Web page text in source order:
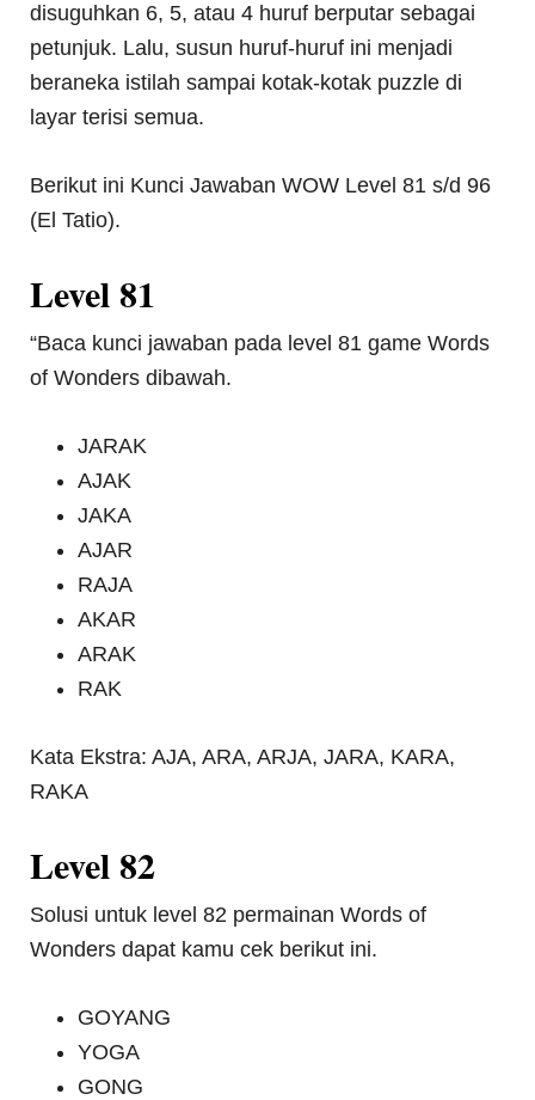
disuguhkan 6, 5, atau 4 huruf berputar sebagai
petunjuk. Lalu, susun huruf-huruf ini menjadi
beraneka istilah sampai kotak-kotak puzzle di
layar terisi semua.
Berikut ini Kunci Jawaban WOW Level 81 s/d 96
(El Tatio).
Level 81
“Baca kunci jawaban pada level 81 game Words
of Wonders dibawah.
JARAK
AJAK
JAKA
AJAR
RAJA
AKAR
ARAK
RAK
Kata Ekstra: AJA, ARA, ARJA, JARA, KARA,
RAKA
Level 82
Solusi untuk level 82 permainan Words of
Wonders dapat kamu cek berikut ini.
GOYANG
YOGA
GONG